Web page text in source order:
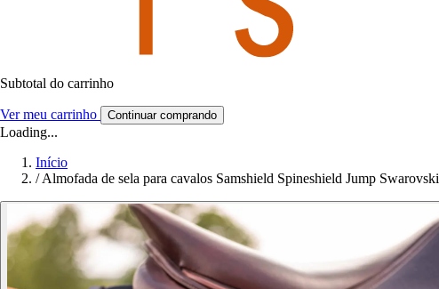
Subtotal do carrinho
Ver meu carrinho Continuar comprando
Loading...
Início
/ Almofada de sela para cavalos Samshield Spineshield Jump Swarovski